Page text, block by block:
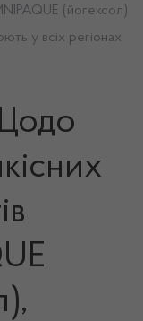
(йогексол)
у всіх регіонах